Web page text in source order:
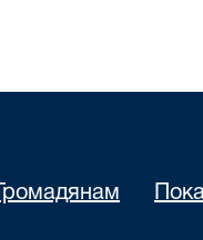
Громадянам